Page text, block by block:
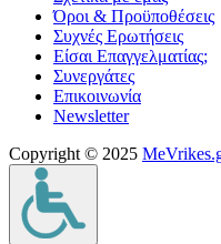
Όροι & Προϋποθέσεις
Συχνές Ερωτήσεις
Είσαι Επαγγελματίας;
Συνεργάτες
Επικοινωνία
Νewsletter
Copyright © 2025